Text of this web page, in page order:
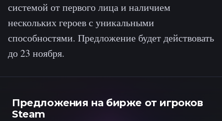
системой от первого лица и наличием
нескольких героев с уникальными
способностями. Предложение будет действовать
до 23 ноября.
Предложения на бирже от игроков
Steam